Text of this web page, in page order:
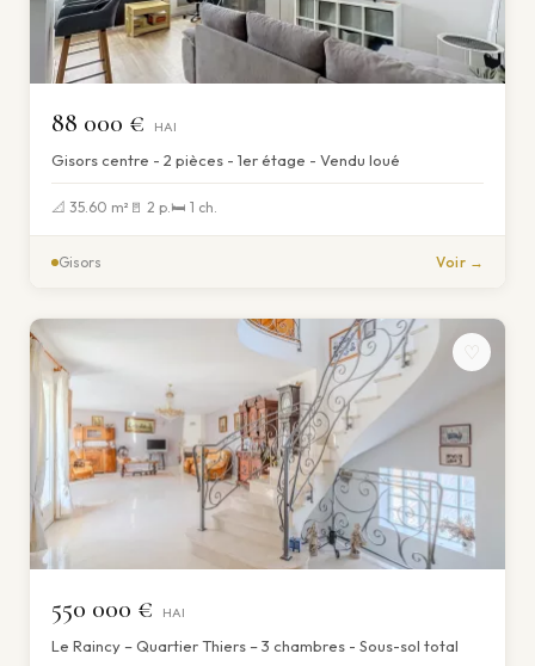
88 000 € HAI
Gisors centre - 2 pièces - 1er étage - Vendu loué
📐 35.60 m² 🚪 2 p.🛏 1 ch.
Gisors Voir →
550 000 € HAI
Le Raincy – Quartier Thiers – 3 chambres - Sous-sol total